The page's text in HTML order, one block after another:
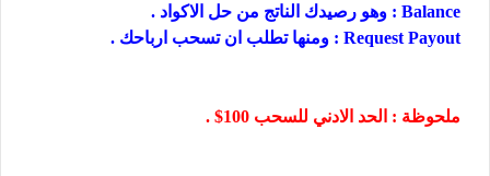
Balance : وهو رصيدك الناتج من حل الاكواد .
Request Payout : ومنها تطلب ان تسحب ارباحك .
ملحوظة : الحد الادني للسحب 100$ .